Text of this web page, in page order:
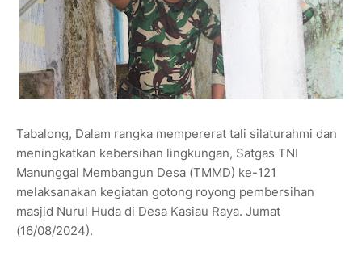
Tabalong, Dalam rangka mempererat tali silaturahmi dan
meningkatkan kebersihan lingkungan, Satgas TNI
Manunggal Membangun Desa (TMMD) ke-121
melaksanakan kegiatan gotong royong pembersihan
masjid Nurul Huda di Desa Kasiau Raya. Jumat
(16/08/2024).